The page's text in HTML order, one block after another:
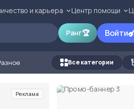
и карьера Центр помощи
Ранг🏆 Войти
Все категории
Реклама